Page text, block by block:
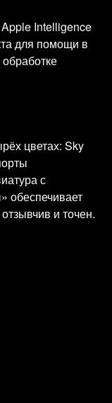
Intelligence
для помощи в
цветах: Sky
с
обеспечивает
и точен.